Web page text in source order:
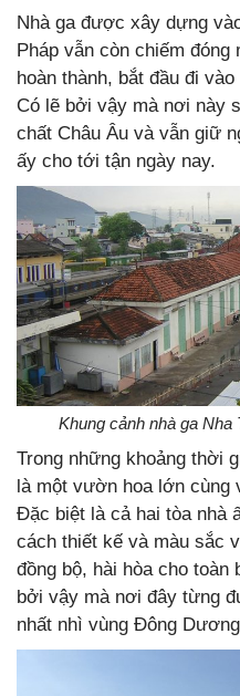
Nhà ga được xây dựng
Pháp vẫn còn chiếm
hoàn thành, bắt đầu đi
Có lẽ bởi vậy mà nơi này
chất Châu Âu và vẫn giữ
ấy cho tới tận ngày nay.
Khung cảnh nhà ga
Trong những khoảng thời
là một vườn hoa lớn
Đặc biệt là cả hai tòa nhà
cách thiết kế và màu sắc
đồng bộ, hài hòa cho toàn
bởi vậy mà nơi đây từng
nhất nhì vùng Đông